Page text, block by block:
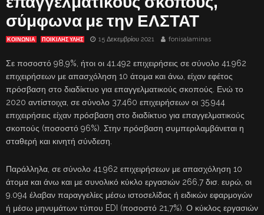
σύμφωνα με την ΕΛΣΤΑΤ
ΚΟΙΝΩΝΙΑ ΠΟΙΚΙΛΗΣ ΥΛΗΣ 15 Δεκεμβρίου 2021 fonisalaminas
Σε ποσοστό 98,9%, ήτοι οι 41.492 επιχειρήσεις σε σύνολο 41.962
επιχειρήσεων με απασχόληση 10 άτομα και άνω, είχαν εφέτος
πρόσβαση στο διαδίκτυο για επαγγελματικούς σκοπούς. Ενώ το
2020 αντίστοιχα, σε σύνολο 37.460 επιχειρήσεων οι 35.944
επιχειρήσεις είχαν πρόσβαση στο διαδίκτυο για επαγγελματικούς
σκοπούς (ποσοστό 96%). Στην πρόσβαση συμπεριλαμβάνεται η
σταθερή και κινητή σύνδεση.
Παράλληλα, σε σύνολο 41.962 επιχειρήσεων με απασχόληση 10
άτομα και άνω και με συνολικό κύκλο εργασιών 266,7 δισ. ευρώ, οι
9.094 έλαβαν παραγγελίες μέσω ιστοσελίδας ή ειδικών εφαρμογών
ή μέσω μηνυμάτων τύπου EDI (ποσοστό 21,7%). Ο κύκλος εργασιών